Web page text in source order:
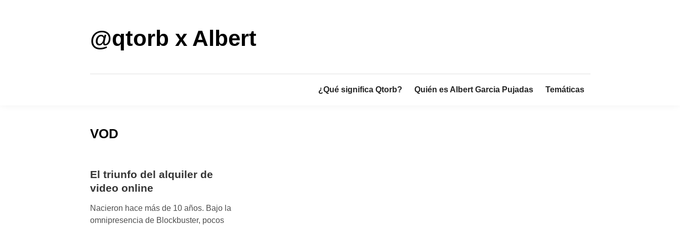
@qtorb x Albert
¿Qué significa Qtorb? Quién es Albert Garcia Pujadas Temáticas
VOD
El triunfo del alquiler de
video online
Nacieron hace más de 10 años. Bajo la
omnipresencia de Blockbuster, pocos